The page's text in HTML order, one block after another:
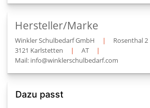
Hersteller/Marke
Winkler Schulbedarf GmbH | Rosenthal 2
3121 Karlstetten
| AT
|
Mail: info@winklerschulbedarf.com
Dazu passt